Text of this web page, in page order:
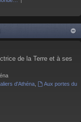
de la Terre et à ses
d'Athéna,
Aux portes du